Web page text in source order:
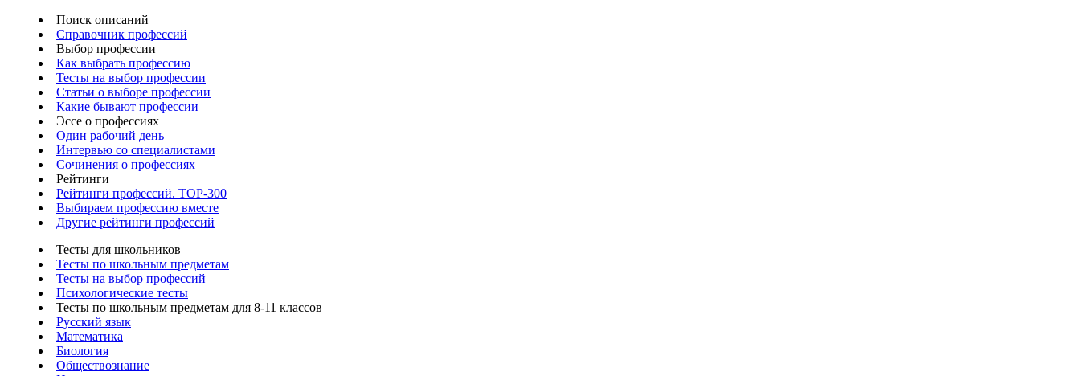
Поиск описаний
Справочник профессий
Выбор профессии
Как выбрать профессию
Тесты на выбор профессии
Статьи о выборе профессии
Какие бывают профессии
Эссе о профессиях
Один рабочий день
Интервью со специалистами
Сочинения о профессиях
Рейтинги
Рейтинги профессий. TOP-300
Выбираем профессию вместе
Другие рейтинги профессий
Тесты для школьников
Тесты по школьным предметам
Тесты на выбор профессий
Психологические тесты
Тесты по школьным предметам для 8-11 классов
Русский язык
Математика
Биология
Обществознание